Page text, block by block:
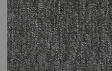
края
на
галерията
на
изображенията